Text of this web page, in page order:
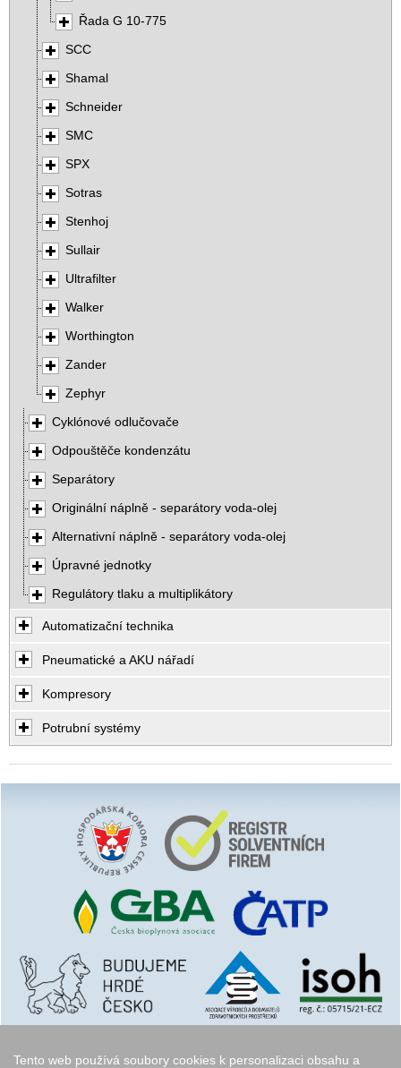
Tento web používá soubory cookies k personalizaci obsahu a
Řada G 10-775
SCC
Shamal
Schneider
SMC
SPX
Sotras
Stenhoj
Sullair
Ultrafilter
Walker
Worthington
Zander
Zephyr
Cyklónové odlučovače
Odpouštěče kondenzátu
Separátory
Originální náplně - separátory voda-olej
Alternativní náplně - separátory voda-olej
Úpravné jednotky
Regulátory tlaku a multiplikátory
Automatizační technika
Pneumatické a AKU nářadí
Kompresory
Potrubní systémy